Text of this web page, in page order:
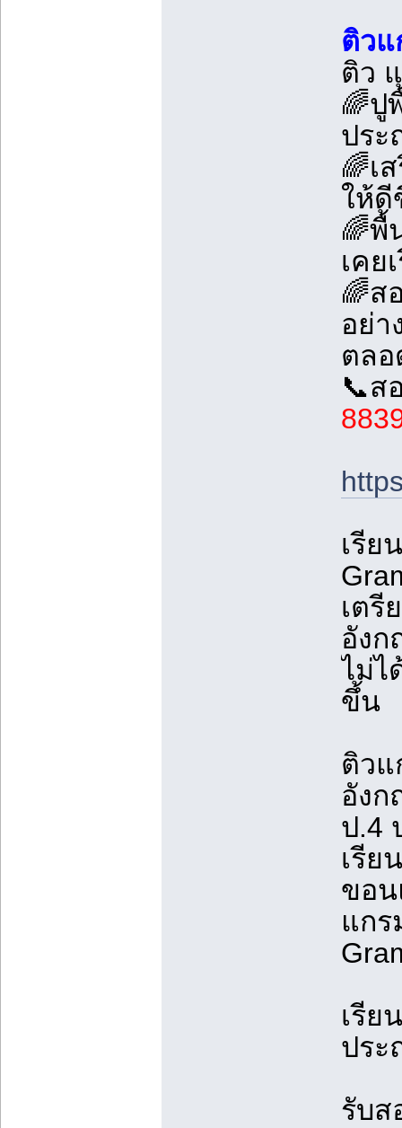
ติวแ
ติว
🌈ปู
ประ
🌈เ
ให้
🌈พื้
เคย
🌈ส
อย่า
ตลอ
📞ส
เรีย
เตรี
อังก
ไม่ไ
ขึ้น
ติว
อังก
ป.4
เรีย
ขอน
แกร
เรีย
ประ
รับส